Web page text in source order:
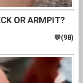
OR ARMPIT?